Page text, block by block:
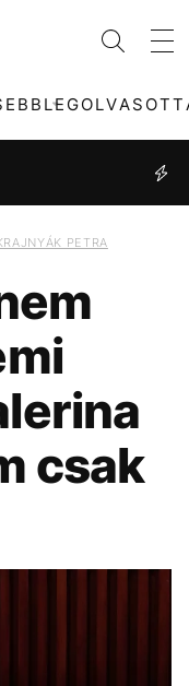
TUDOMÁNY
PETRA
csak